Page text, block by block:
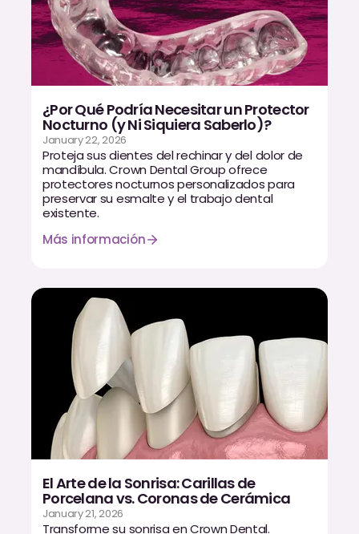
Español
¿Por Qué Podría Necesitar un Protector
Nocturno (y Ni Siquiera Saberlo)?
January 22, 2026
Proteja sus dientes del rechinar y del dolor de
mandíbula. Crown Dental Group ofrece
protectores nocturnos personalizados para
preservar su esmalte y el trabajo dental
existente.
Más información
El Arte de la Sonrisa: Carillas de
Porcelana vs. Coronas de Cerámica
January 21, 2026
Transforme su sonrisa en Crown Dental.